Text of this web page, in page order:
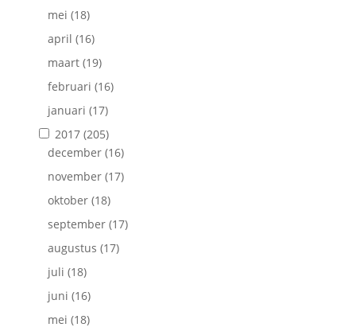
mei (18)
april (16)
maart(19)
februari (16)
januari (17)
2017(205)
december(16)
november(17)
oktober(18)
september(17)
augustus (17)
juli (18)
juni (16)
mei (18)